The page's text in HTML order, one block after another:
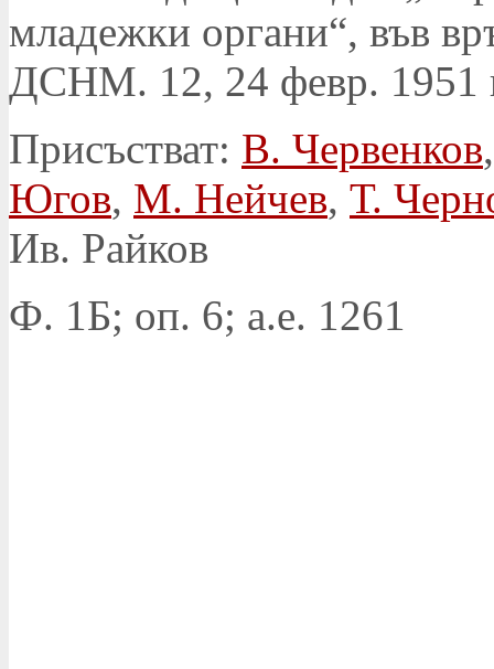
младежки органи“, във
ДСНМ. 12, 24 февр. 1951
Присъстват: В. Червенков
Югов, М. Нейчев, Т.
Ив. Райков
Ф. 1Б; оп. 6; а.е. 1261